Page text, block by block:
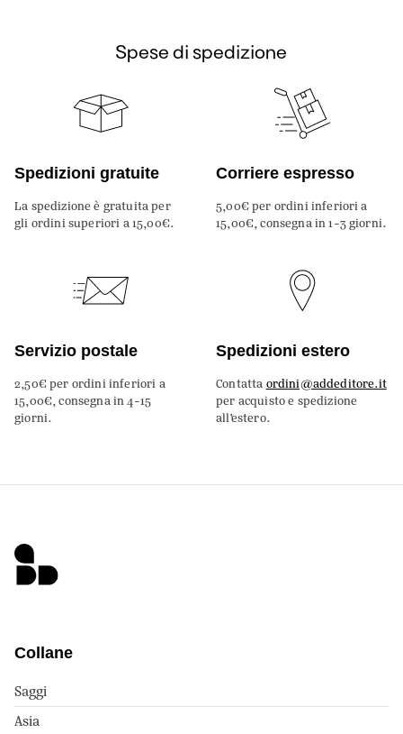
Spese di spedizione
Spedizioni gratuite
La spedizione è gratuita per
gli ordini superiori a 15,00€.
Corriere espresso
5,00€ per ordini inferiori a
15,00€, consegna in 1-3 giorni.
Servizio postale
2,50€ per ordini inferiori a
15,00€, consegna in 4-15
giorni.
Spedizioni estero
Contatta ordini@addeditore.it
per acquisto e spedizione
all’estero.
Collane
Saggi
Asia